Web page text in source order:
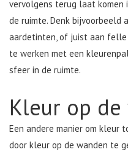
vervolgens terug laat komen
de ruimte. Denk bijvoorbeeld
aardetinten, of juist aan felle
te werken met een
sfeer in de ruimte.
Kleur op de
Een andere manier om kleur
door kleur op de wanden te